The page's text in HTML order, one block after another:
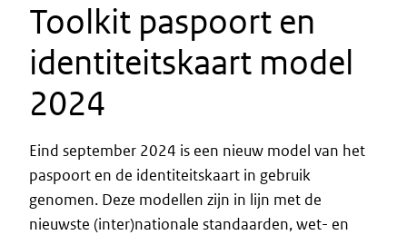
Toolkit paspoort en
identiteitskaart model
2024
Eind september 2024 is een nieuw model van het
paspoort en de identiteitskaart in gebruik
genomen. Deze modellen zijn in lijn met de
nieuwste (inter)nationale standaarden, wet- en